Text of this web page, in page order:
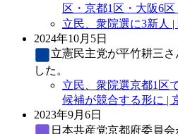
区・京都1区・大阪6
立民、衆院選に3新人
2024年10月5日
立憲民主党が平竹耕三
した。
立民、衆院選京都1区
候補が競合する形に |
2023年9月6日
日本共産党京都府委員